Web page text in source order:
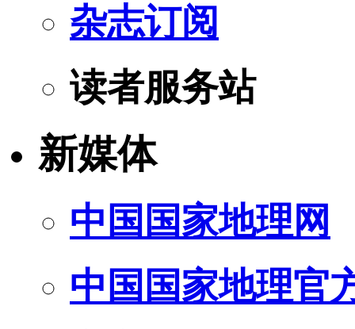
杂志订阅
读者服务站
新媒体
中国国家地理网
中国国家地理官